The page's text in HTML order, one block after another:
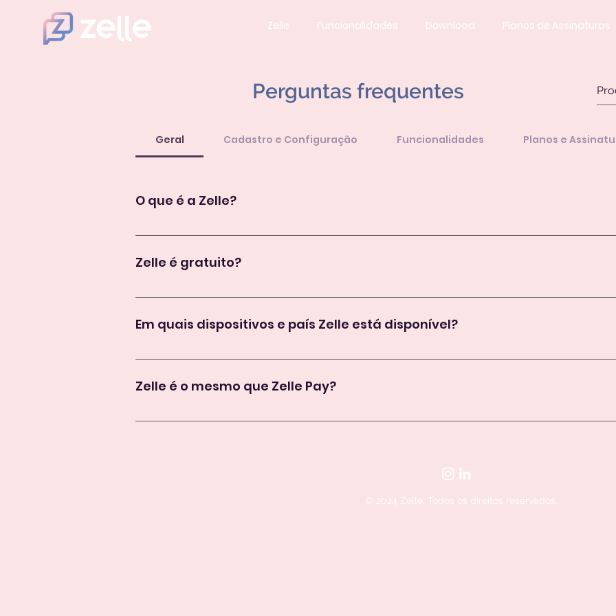
Zelle Funcionalidades Download Planos de Assinaturas
Perguntas frequentes
Geral Cadastro e Configuração Funcionalidades Planos e
O que é a Zelle?
Zelle é um aplicativo desenvolvido para ajudar pais, mães e cuidadores a gerenciar a rotina
Zelle é gratuito?
Zelle oferece um período de degustação gratuito de 7 dias. Após esse período, você pode
Em quais dispositivos e país Zelle está disponível?
Zelle está disponível para dispositivos iOS e Android e somente nas lojas de aplicativos do
Zelle é o mesmo que Zelle Pay?
Não, nosso aplicativo Zelle não está relacionado ao serviço de pagamento Zelle Pay. O Zelle
© 2024 Zelle. Todos os direitos reservados.